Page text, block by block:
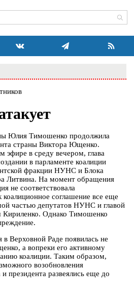
Юлия Тимошенко продолжила
страны Виктора Ющенко.
эфире в среду вечером, глава
в парламенте коалиции
фракции НУНС и Блока
Литвина. На момент обращения
не соответствовала
коалиционное соглашение все еще
частью депутатов НУНС и главой
Кириленко. Однако Тимошенко
в Верховной Раде появилась не
а вопреки его активному
коалиции. Таким образом,
возобновления
президента развеялись еще до